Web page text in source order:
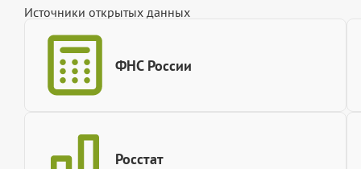
Источники открытых данных
ФНС России
Росстат